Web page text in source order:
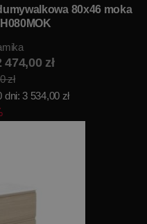
80x46 moka
zł
zł
3 534,00 zł